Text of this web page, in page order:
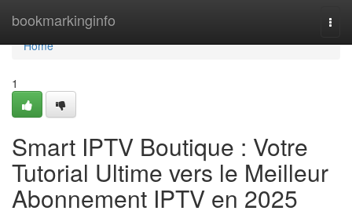
bookmarkinginfo
Home
Home
1
Smart IPTV Boutique : Votre
Tutorial Ultime vers le Meilleur
Abonnement IPTV en 2025